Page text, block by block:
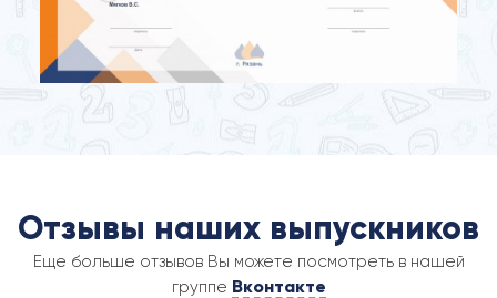
Отзывы наших выпускников
Еще больше отзывов Вы можете посмотреть в нашей
группе Вконтакте